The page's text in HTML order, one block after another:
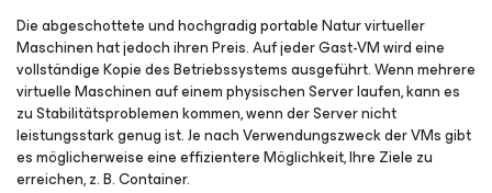
Die abgeschottete und hochgradig portable Natur virtueller
Maschinen hat jedoch ihren Preis. Auf jeder Gast-VM wird eine
vollständige Kopie des Betriebssystems ausgeführt. Wenn mehrere
virtuelle Maschinen auf einem physischen Server laufen, kann es
zu Stabilitätsproblemen kommen, wenn der Server nicht
leistungsstark genug ist. Je nach Verwendungszweck der VMs gibt
es möglicherweise eine effizientere Möglichkeit, Ihre Ziele zu
erreichen, z. B. Container.